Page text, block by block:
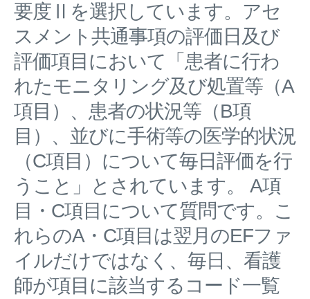
要度Ⅱを選択しています。アセ
スメント共通事項の評価日及び
評価項目において「患者に行わ
れたモニタリング及び処置等（A
項目）、患者の状況等（B項
目）、並びに手術等の医学的状況
（C項目）について毎日評価を行
うこと」とされています。 A項
目・C項目について質問です。こ
れらのA・C項目は翌月のEFファ
イルだけではなく、毎日、看護
師が項目に該当するコード一覧